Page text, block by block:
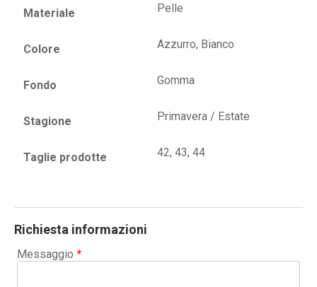
Materiale Pelle
Colore Azzurro, Bianco
Fondo Gomma
Stagione Primavera / Estate
Taglie prodotte 42, 43, 44
Richiesta informazioni
Messaggio *